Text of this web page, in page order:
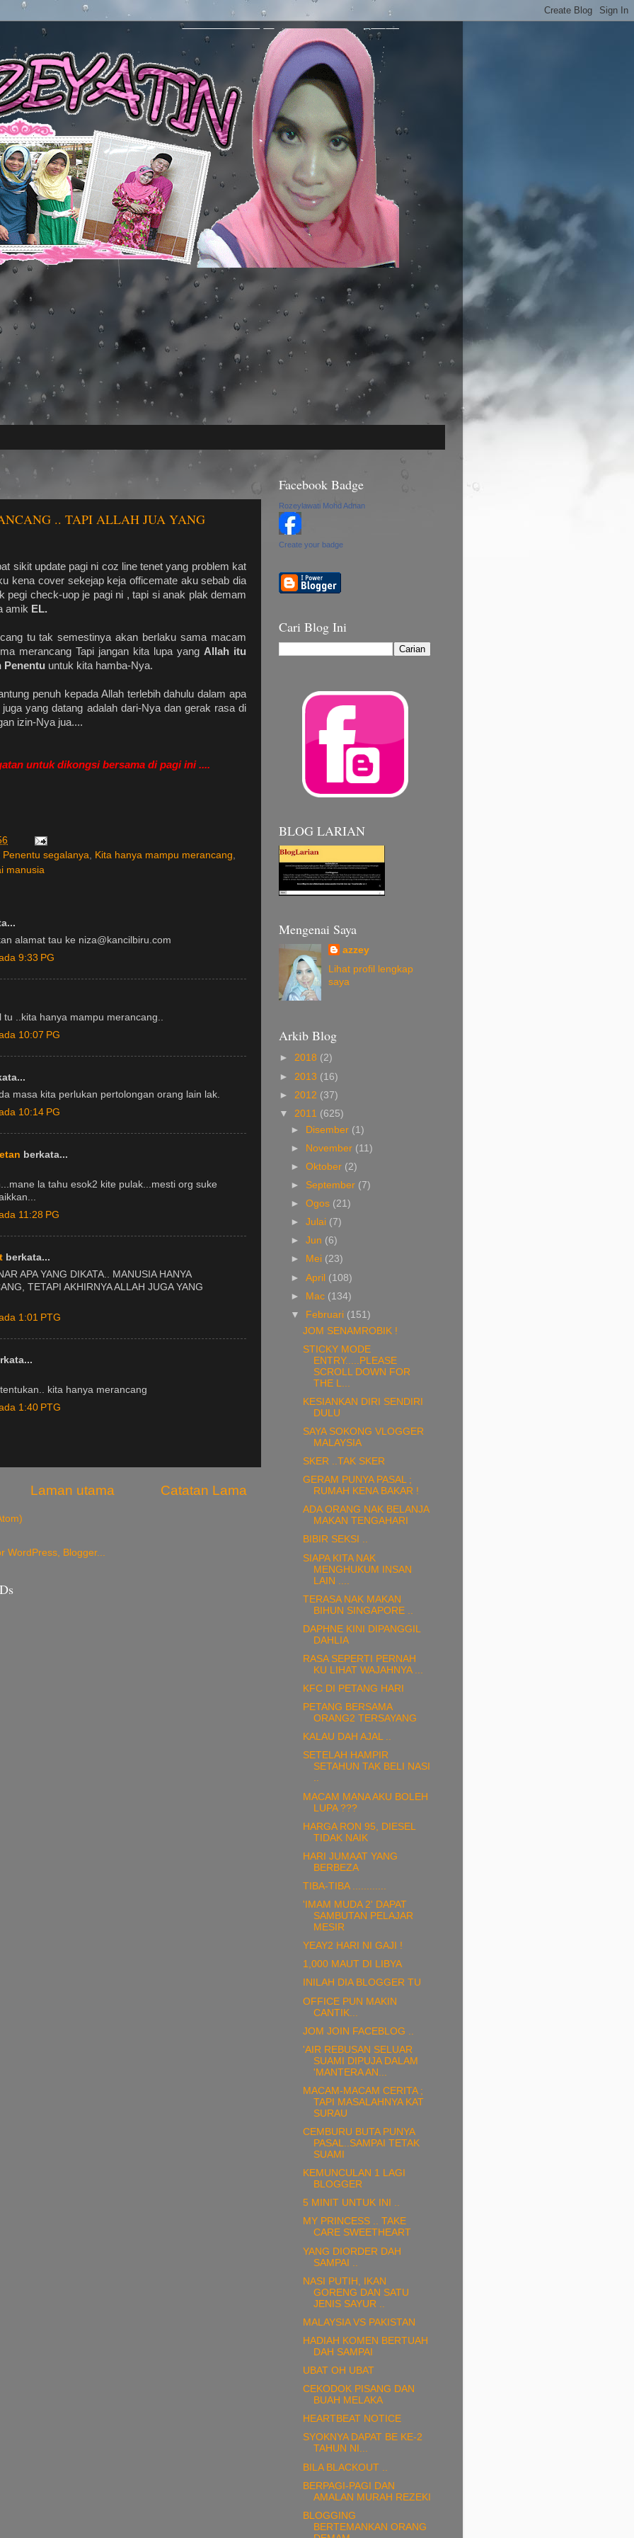
.. TAPI ALLAH JUA YANG
sikit update pagi ni coz line tenet yang problem kat
kena cover sekejap keja officemate aku sebab dia
pegi check-uop je pagi ni , tapi si anak plak demam
amik EL.
tu tak semestinya akan berlaku sama macam
merancang Tapi jangan kita lupa yang Allah itu
Penentu untuk kita hamba-Nya.
penuh kepada Allah terlebih dahulu dalam apa
yang datang adalah dari-Nya dan gerak rasa di
izin-Nya jua....
untuk dikongsi bersama di pagi ini ....
segalanya, Kita hanya mampu merancang,
manusia
alamat tau ke niza@kancilbiru.com
9:33 PG
tu ..kita hanya mampu merancang..
10:07 PG
masa kita perlukan pertolongan orang lain lak.
10:14 PG
berkata...
la tahu esok2 kite pulak...mesti org suke
11:28 PG
berkata...
APA YANG DIKATA.. MANUSIA HANYA
TETAPI AKHIRNYA ALLAH JUGA YANG
1:01 PTG
kita hanya merancang
1:40 PTG
Catatan Lama
Laman utama
Facebook Badge
Rozeylawati Mohd Adnan
Create your badge
Cari Blog Ini
BLOG LARIAN
Mengenai Saya
azzey
Lihat profil lengkap
saya
Arkib Blog
► 2018 (2)
► 2013 (16)
► 2012 (37)
▼ 2011 (625)
► Disember (1)
► November (11)
►Oktober (2)
► September (7)
►Ogos (21)
►Julai (7)
►Jun (6)
►
Mei (23)
►April (108)
► Mac (134)
▼
Februari (151)
JOM SENAMROBIK !
STICKY MODE
ENTRY.....PLEASE
SCROLL DOWN FOR
THE L...
KESIANKAN DIRI SENDIRI
DULU
SAYA SOKONG VLOGGER
MALAYSIA
SKER ..TAK SKER
GERAM PUNYA PASAL ;
RUMAH KENA BAKAR !
ADA ORANG NAK BELANJA
MAKAN TENGAHARI
BIBIR SEKSI ..
SIAPA KITA NAK
MENGHUKUM INSAN
LAIN ....
TERASA NAK MAKAN
BIHUN SINGAPORE ..
DAPHNE KINI DIPANGGIL
DAHLIA
RASA SEPERTI PERNAH
KU LIHAT WAJAHNYA ...
KFC DI PETANG HARI
PETANG BERSAMA
ORANG2 TERSAYANG
KALAU DAH AJAL ..
SETELAH HAMPIR
SETAHUN TAK BELI NASI
..
MACAM MANA AKU BOLEH
LUPA ???
HARGA RON 95, DIESEL
TIDAK NAIK
HARI JUMAAT YANG
BERBEZA
TIBA-TIBA ............
'IMAM MUDA 2' DAPAT
SAMBUTAN PELAJAR
MESIR
YEAY2 HARI NI GAJI !
1,000 MAUT DI LIBYA
INILAH DIA BLOGGER TU
OFFICE PUN MAKIN
CANTIK...
JOM JOIN FACEBLOG ..
'AIR REBUSAN SELUAR
SUAMI DIPUJA DALAM
'MANTERA AN...
MACAM-MACAM CERITA ;
TAPI MASALAHNYA KAT
SURAU
CEMBURU BUTA PUNYA
PASAL..SAMPAI TETAK
SUAMI
KEMUNCULAN 1 LAGI
BLOGGER
5 MINIT UNTUK INI ..
MY PRINCESS .. TAKE
CARE SWEETHEART
YANG DIORDER DAH
SAMPAI ..
NASI PUTIH, IKAN
GORENG DAN SATU
JENIS SAYUR ..
MALAYSIA VS PAKISTAN
HADIAH KOMEN BERTUAH
DAH SAMPAI
UBAT OH UBAT
CEKODOK PISANG DAN
BUAH MELAKA
HEARTBEAT NOTICE
SYOKNYA DAPAT BE KE-2
TAHUN NI...
BILA BLACKOUT ..
BERPAGI-PAGI DAN
AMALAN MURAH REZEKI
BLOGGING
BERTEMANKAN ORANG